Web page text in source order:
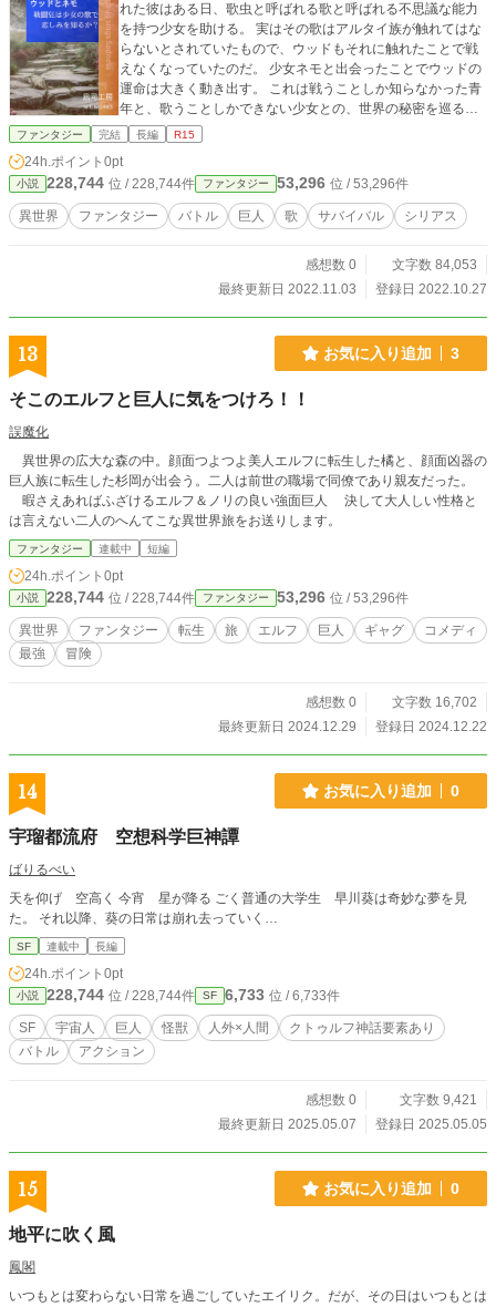
れた彼はある日、歌虫と呼ばれる歌と呼ばれる不思議な能力
を持つ少女を助ける。 実はその歌はアルタイ族が触れてはな
らないとされていたもので、ウッドもそれに触れたことで戦
えなくなっていたのだ。 少女ネモと出会ったことでウッドの
運命は大きく動き出す。 これは戦うことしか知らなかった青
年と、歌うことしかできない少女との、世界の秘密を巡る冒
険譚である。
ファンタジー 完結 長編 R15
24h.ポイント 0pt
小説 228,744 位 / 228,744件 ファンタジー 53,296 位 / 53,296件
異世界 ファンタジー バトル 巨人 歌 サバイバル シリアス
感想数 0
文字数 84,053
最終更新日 2022.11.03
登録日 2022.10.27
13 お気に入り追加 3
そこのエルフと巨人に気をつけろ！！
誤魔化
異世界の広大な森の中。顔面つよつよ美人エルフに転生した橘と、顔面凶器の
巨人族に転生した杉岡が出会う。二人は前世の職場で同僚であり親友だった。
暇さえあればふざけるエルフ＆ノリの良い強面巨人 決して大人しい性格と
は言えない二人のへんてこな異世界旅をお送りします。
ファンタジー 連載中 短編
24h.ポイント 0pt
小説 228,744 位 / 228,744件 ファンタジー 53,296 位 / 53,296件
異世界 ファンタジー 転生 旅 エルフ 巨人 ギャグ
コメディ
最強
冒険
感想数 0
文字数 16,702
最終更新日 2024.12.29
登録日 2024.12.22
14 お気に入り追加 0
宇瑠都流府 空想科学巨神譚
ばりるべい
天を仰げ 空高く 今宵 星が降る ごく普通の大学生 早川葵は奇妙な夢を見
た。 それ以降、葵の日常は崩れ去っていく…
SF 連載中 長編
24h.ポイント 0pt
小説 228,744 位 / 228,744件 SF 6,733 位 / 6,733件
SF 宇宙人 巨人 怪獣 人外×人間
クトゥルフ神話要素あり
バトル
アクション
感想数 0
文字数 9,421
最終更新日 2025.05.07
登録日 2025.05.05
15 お気に入り追加 0
地平に吹く風
鳳閣
いつもとは変わらない日常を過ごしていたエイリク。だが、その日はいつもとは